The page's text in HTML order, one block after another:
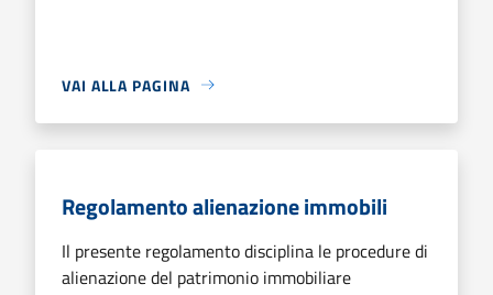
VAI ALLA PAGINA
Regolamento alienazione immobili
Il presente regolamento disciplina le procedure di
alienazione del patrimonio immobiliare